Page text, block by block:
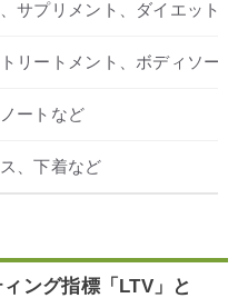
サプリメント、ダイエット
リートメント、ボディソー
ートなど
、下着など
ング指標「LTV」と